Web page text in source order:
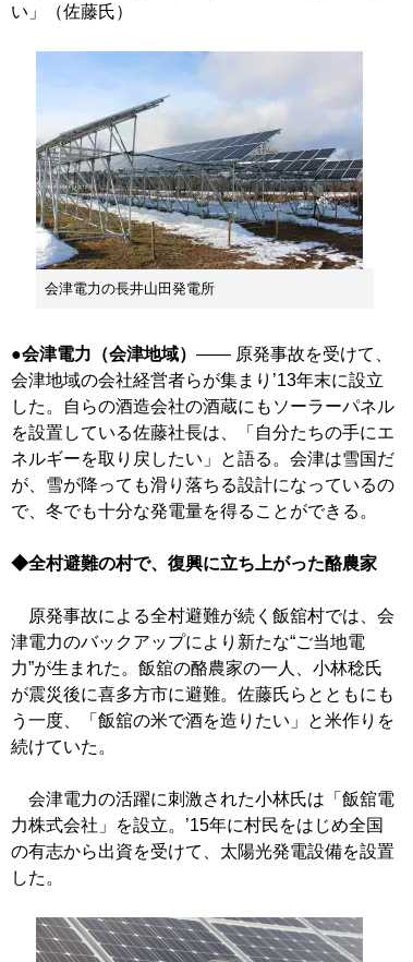
い」（佐藤氏）
会津電力の長井山田発電所
●会津電力（会津地域） ―― 原発事故を受けて、
会津地域の会社経営者らが集まり’13年末に設立
した。自らの酒造会社の酒蔵にもソーラーパネル
を設置している佐藤社長は、「自分たちの手にエ
ネルギーを取り戻したい」と語る。会津は雪国だ
が、雪が降っても滑り落ちる設計になっているの
で、冬でも十分な発電量を得ることができる。
◆全村避難の村で、復興に立ち上がった酪農家
原発事故による全村避難が続く飯舘村では、会
津電力のバックアップにより新たな“ご当地電
力”が生まれた。飯舘の酪農家の一人、小林稔氏
が震災後に喜多方市に避難。佐藤氏らとともにも
う一度、「飯舘の米で酒を造りたい」と米作りを
続けていた。
会津電力の活躍に刺激された小林氏は「飯舘電
力株式会社」を設立。’15年に村民をはじめ全国
の有志から出資を受けて、太陽光発電設備を設置
した。